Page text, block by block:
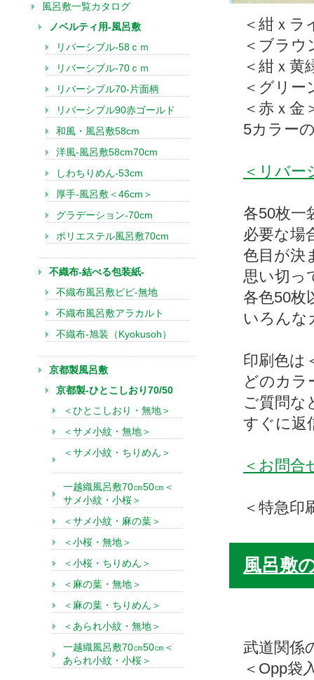
＜紺ｘラ
＜ブラウ
＜紺ｘ黄
＜グリー
＜赤ｘ金
5カラー
＜リバー
各50枚一
必要な場
色目が決
思い切っ
各色50枚
いろんな
印刷色は
どのカラ
ご質問な
すぐに返
＜お問合
＜特急印
風呂敷
武道関係
＜Opp袋
風呂敷一覧カタログ
ノベルティ用-風呂敷
リバーシブル-58ｃｍ
リバーシブル-70ｃｍ
リバーシブル70-片面柄
リバーシブル90赤ゴールド
和風・風呂敷58cm
洋風-風呂敷58cm70cm
しわちりめん-53cm
厚手-風呂敷＜46cm＞
グラデーション-70cm
ポリエステル風呂敷70cm
不織布-結べる包装紙-
不織布風呂敷ピピ-無地
不織布風呂敷アラカルト
不織布-旭装（Kyokusoh）
京都製風呂敷
京都製-ひとこしおり70/50
＜ひとこしおり・無地＞
＜サメ小紋・無地＞
＜サメ小紋・ちりめん＞
一越織風呂敷70㎝50㎝＜
サメ小紋・小桜＞
＜サメ小紋・麻の葉＞
＜小桜・無地＞
＜小桜・ちりめん＞
＜麻の葉・無地＞
＜麻の葉・ちりめん＞
＜あられ小紋・無地＞
一越織風呂敷70㎝50㎝＜
あられ小紋・小桜＞